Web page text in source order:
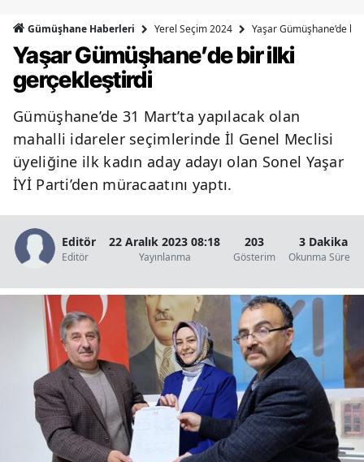
Bingöl
Bolu
Bursa
Çanakkale
Çankırı
Denizli
Diyarbakır
Edirne
Elazığ
Erzincan
Gümüşhane Haberleri Yerel Seçim 2024 Yaşar Gümüşhane’de
Yaşar Gümüşhane’de bir ilki
gerçekleştirdi
Gümüşhane’de 31 Mart’ta yapılacak olan
mahalli idareler seçimlerinde İl Genel Meclisi
üyeliğine ilk kadın aday adayı olan Sonel Yaşar
İYİ Parti’den müracaatını yaptı.
Editör
Editör
22 Aralık 2023 08:18
Yayınlanma
203
Gösterim
3 Dakika
Okunma Süresi